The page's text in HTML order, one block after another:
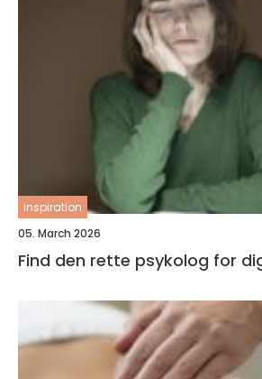
inspiration
05. March 2026
Find den rette psykolog for